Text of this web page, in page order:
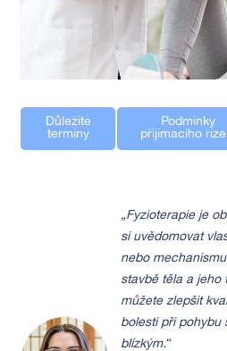
Důležité
termíny
Podmínky
přijímacího
„Fyzioterapie je
si uvědomovat
nebo
stavbě těla a jeho
můžete zlepšit
bolesti při pohybu
blízkým.“